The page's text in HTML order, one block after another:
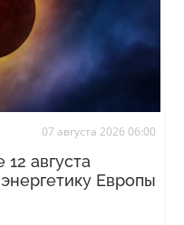
07 августа 2026 06:00
августа
Европы